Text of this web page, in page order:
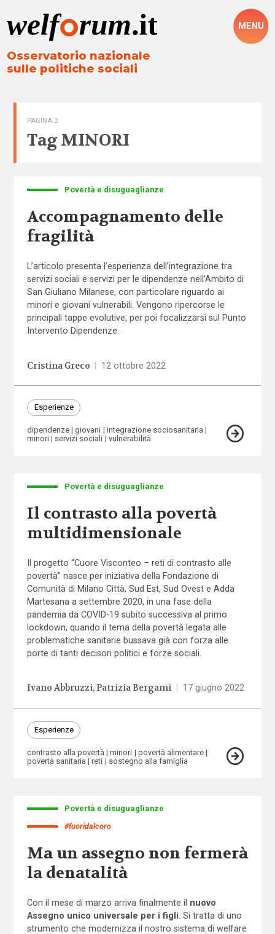
Osservatorio nazionale
sulle politiche sociali
MENU
PAGINA 2
Tag MINORI
Povertà e disuguaglianze
Accompagnamento delle
fragilità
L’articolo presenta l’esperienza dell’integrazione tra
servizi sociali e servizi per le dipendenze nell’Ambito di
San Giuliano Milanese, con particolare riguardo ai
minori e giovani vulnerabili. Vengono ripercorse le
principali tappe evolutive, per poi focalizzarsi sul Punto
Intervento Dipendenze.
Cristina Greco 12 ottobre 2022
Esperienze
dipendenze giovani
integrazione sociosanitaria
minori
servizi sociali vulnerabilità
Povertà e disuguaglianze
Il contrasto alla povertà
multidimensionale
Il progetto “Cuore Visconteo – reti di contrasto alle
povertà” nasce per iniziativa della Fondazione di
Comunità di Milano Città, Sud Est, Sud Ovest e Adda
Martesana a settembre 2020, in una fase della
pandemia da COVID-19 subito successiva al primo
lockdown, quando il tema della povertà legata alle
problematiche sanitarie bussava già con forza alle
porte di tanti decisori politici e forze sociali.
Ivano Abbruzzi Patrizia Bergami 17 giugno 2022
Esperienze
contrasto alla povertà minori
povertà alimentare
povertà sanitaria
reti sostegno alla famiglia
Povertà e disuguaglianze
#fuoridalcoro
Ma un assegno non fermerà
la denatalità
Con il mese di marzo arriva finalmente il nuovo
Assegno unico universale per i figli . Si tratta di uno
strumento che modernizza il nostro sistema di welfare